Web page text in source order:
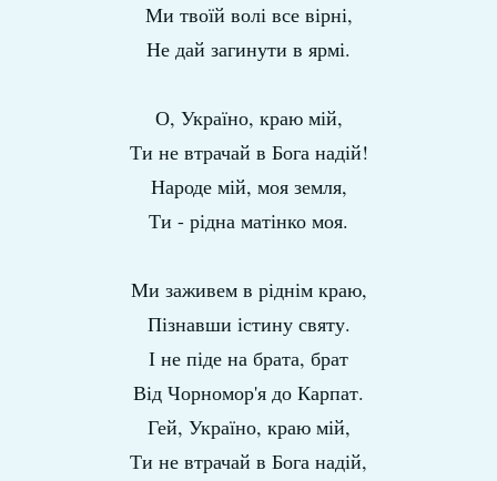
Ми твоїй волі все вірні,
Не дай загинути в ярмі.
О, Україно, краю мій,
Ти не втрачай в Бога надій!
Народе мій, моя земля,
Ти - рідна матінко моя.
Ми заживем в ріднім краю,
Пізнавши істину святу.
І не піде на брата, брат
Від Чорномор'я до Карпат.
Гей, Україно, краю мій,
Ти не втрачай в Бога надій,